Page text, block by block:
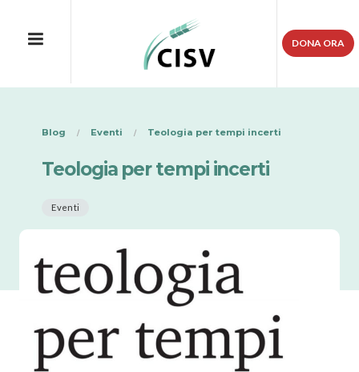
DONA ORA
Blog Eventi Teologia per tempi incerti
Teologia per tempi incerti
Eventi